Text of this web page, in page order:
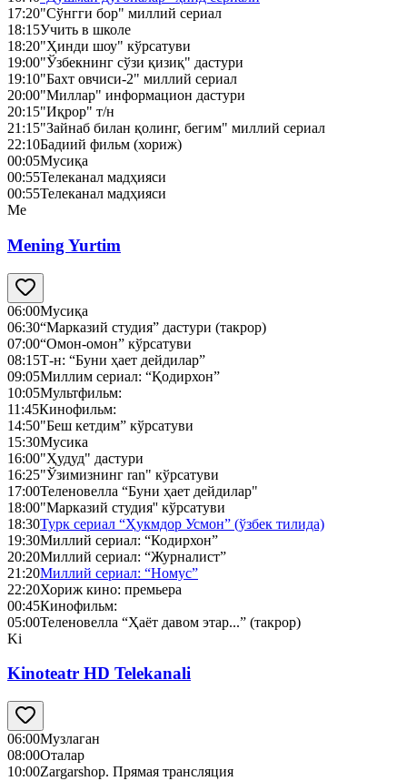
17:20"Сўнгги бор" миллий сериал
18:15Учить в школе
18:20"Ҳинди шоу" кўрсатуви
19:00"Ўзбекнинг сўзи қизиқ" дастури
19:10"Бахт овчиси-2" миллий сериал
20:00"Миллар" информацион дастури
20:15"Иқрор" т/н
21:15"Зайнаб билан қолинг, бегим" миллий сериал
22:10Бадиий фильм (хориж)
00:05Мусиқа
00:55Телеканал мадҳияси
00:55Телеканал мадҳияси
Me
Mening Yurtim
06:00Мусиқа
06:30“Марказий студия” дастури (такрор)
07:00“Омон-омон” кўрсатуви
08:15Т-н: “Буни ҳает дейдилар”
09:05Миллим сериал: “Қодирхон”
10:05Мультфильм:
11:45Кинофильм:
14:50"Беш кетдим” кўрсатуви
15:30Мусика
16:00"Ҳудуд" дастури
16:25"Ўзимизнинг ran" кўрсатуви
17:00Теленовелла “Буни ҳает дейдилар"
18:00"Марказий студия'' кўрсатуви
18:30Турк сериал “Ҳукмдор Усмон” (ўзбек тилида)
19:30Миллий сериал: “Кодирхон”
20:20Миллий сериал: “Журналист”
21:20Миллий сериал: “Номус”
22:20Хориж кино: премьера
00:45Кинофильм:
05:00Теленовелла “Ҳаёт давом этар...” (такрор)
Ki
Kinoteatr HD Telekanali
06:00Музлаган
08:00Оталар
10:00Zargarshop. Прямая трансляция